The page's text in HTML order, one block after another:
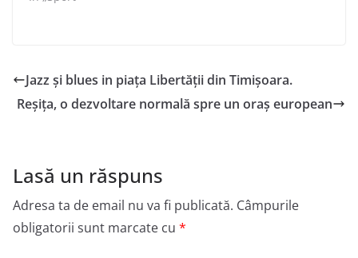
Jazz și blues in piața Libertății din Timișoara.
Reșița, o dezvoltare normală spre un oraș european
Lasă un răspuns
Adresa ta de email nu va fi publicată. Câmpurile
obligatorii sunt marcate cu *